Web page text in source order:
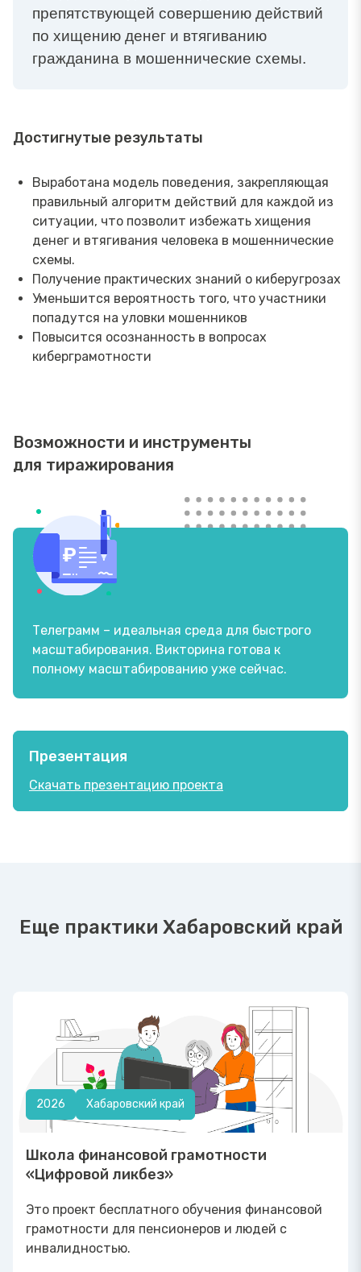
препятствующей совершению действий
по хищению денег и втягиванию
гражданина в мошеннические схемы.
Достигнутые результаты
Выработана модель поведения, закрепляющая
правильный алгоритм действий для каждой из
ситуации, что позволит избежать хищения
денег и втягивания человека в мошеннические
схемы.
Получение практических знаний о киберугрозах
Уменьшится вероятность того, что участники
попадутся на уловки мошенников
Повысится осознанность в вопросах
киберграмотности
Возможности и инструменты
для тиражирования
Телеграмм – идеальная среда для быстрого
масштабирования. Викторина готова к
полному масштабированию уже сейчас.
Презентация
Скачать презентацию проекта
Еще практики Хабаровский край
2026 Хабаровский край
Школа финансовой грамотности
«Цифровой ликбез»
Это проект бесплатного обучения финансовой
грамотности для пенсионеров и людей с
инвалидностью.